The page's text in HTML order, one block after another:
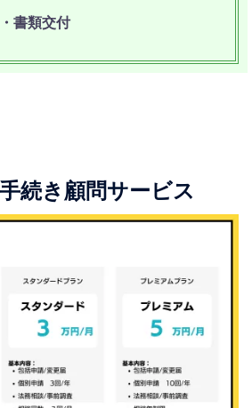
書類交付
続き顧問サービス